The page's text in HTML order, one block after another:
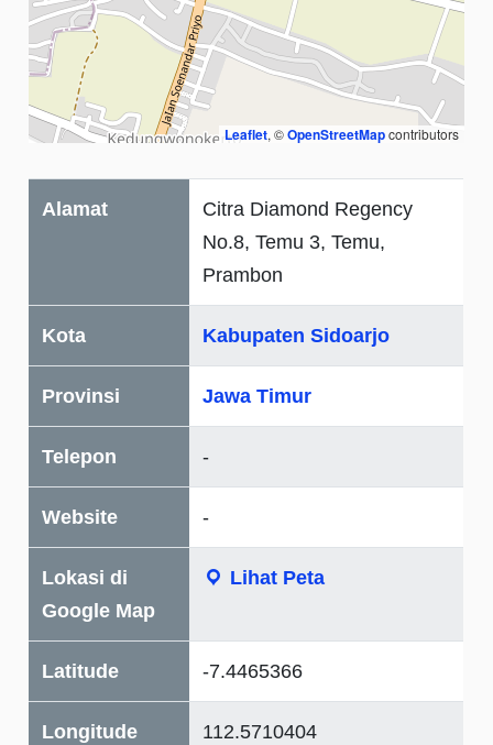
Leaflet, ©OpenStreetMapcontributors
Alamat
Citra Diamond Regency
No.8, Temu 3, Temu,
Prambon
Kota Kabupaten Sidoarjo
Provinsi Jawa Timur
Telepon -
Website -
Lokasi di
Google Map
Lihat Peta
Latitude -7.4465366
Longitude 112.5710404